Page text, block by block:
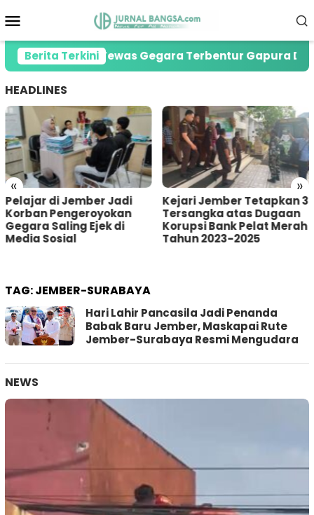
ke
Mobile
Berita Terkini
di Jember Tewas Gegara Terbentur Gapura Desa
HEADLINES
« »
Jadi
di
Kejari Jember Tetapkan 3
Tersangka atas Dugaan
Korupsi Bank Pelat Merah
Tahun 2023-2025
Pria Asal
Tertangkap
Sumberbaru
saat akan Curi
TAG:JEMBER-SURABAYA
Hari Lahir Pancasila Jadi Penanda
Babak Baru Jember, Maskapai Rute
Jember-Surabaya Resmi Mengudara
NEWS